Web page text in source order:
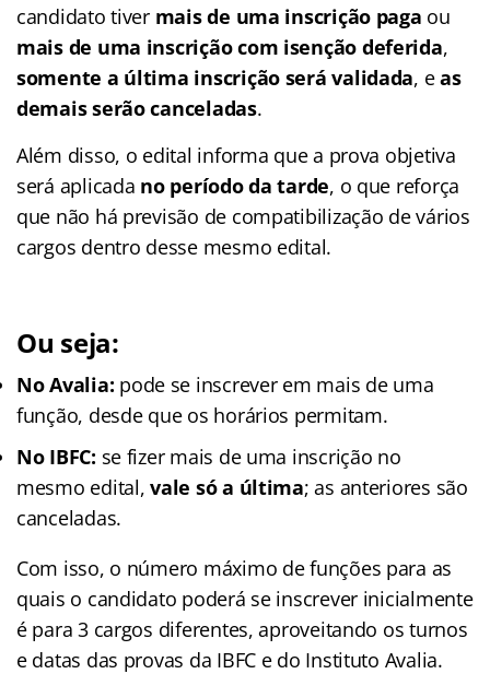
candidato tiver mais de uma inscrição paga ou
mais de uma inscrição com isenção deferida,
somente a última inscrição será validada, eas
demais serão canceladas.
Além disso, o edital informa que a prova objetiva
será aplicada no período da tarde, o que reforça
que não há previsão de compatibilização de vários
cargos dentro desse mesmo edital.
Ou seja:
No Avalia: pode se inscrever em mais de uma
função, desde que os horários permitam.
No IBFC: se fizer mais de uma inscrição no
mesmo edital,vale só a última; as anteriores são
canceladas.
Com isso, o número máximo de funções para as
quais o candidato poderá se inscrever inicialmente
é para 3 cargos diferentes, aproveitando os turnos
e datas das provas da IBFC e do Instituto Avalia.